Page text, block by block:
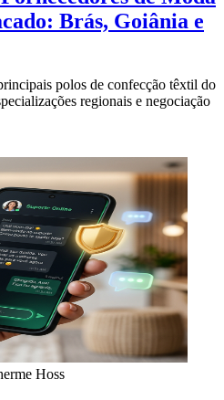
Brás, Goiânia e
polos de confecção têxtil do
regionais e negociação
Hoss